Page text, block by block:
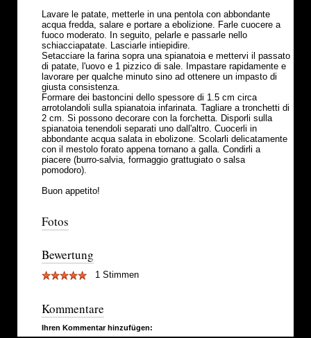
Lavare le patate, metterle in una pentola con abbondante
acqua fredda, salare e portare a ebolizione. Farle cuocere a
fuoco moderato. In seguito, pelarle e passarle nello
schiacciapatate. Lasciarle intiepidire.
Setacciare la farina sopra una spianatoia e mettervi il passato
di patate, l'uovo e 1 pizzico di sale. Impastare rapidamente e
lavorare per qualche minuto sino ad ottenere un impasto di
giusta consistenza.
Formare dei bastoncini dello spessore di 1.5 cm circa
arrotolandoli sulla spianatoia infarinata. Tagliare a tronchetti di
2 cm. Si possono decorare con la forchetta. Disporli sulla
spianatoia tenendoli separati uno dall'altro. Cuocerli in
abbondante acqua salata in ebolizone. Scolarli delicatamente
con il mestolo forato appena tornano a galla. Condirli a
piacere (burro-salvia, formaggio grattugiato o salsa
pomodoro).
Buon appetito!
Fotos
Bewertung
1 Stimmen
Kommentare
Ihren Kommentar hinzufügen: